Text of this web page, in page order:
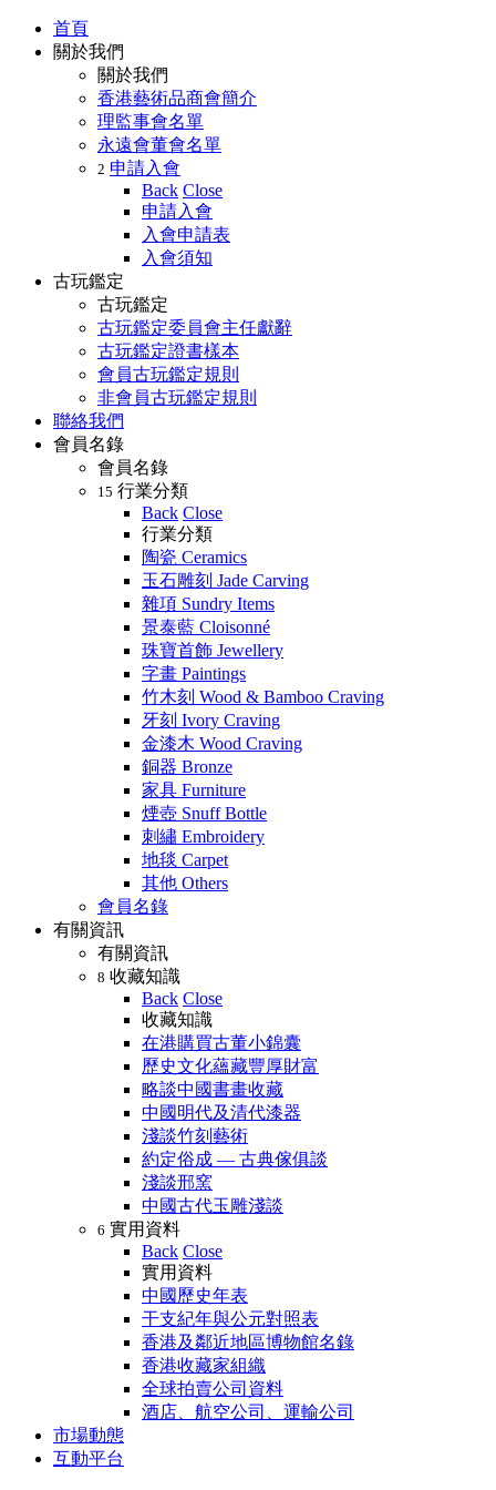
首頁
關於我們
關於我們
香港藝術品商會簡介
理監事會名單
永遠會董會名單
2 申請入會
Back Close
申請入會
入會申請表
入會須知
古玩鑑定
古玩鑑定
古玩鑑定委員會主任獻辭
古玩鑑定證書樣本
會員古玩鑑定規則
非會員古玩鑑定規則
聯絡我們
會員名錄
會員名錄
15 行業分類
Back Close
行業分類
陶瓷 Ceramics
玉石雕刻 Jade Carving
雜項 Sundry Items
景泰藍 Cloisonné
珠寶首飾 Jewellery
字畫 Paintings
竹木刻 Wood & Bamboo Craving
牙刻 Ivory Craving
金漆木 Wood Craving
銅器 Bronze
家具 Furniture
煙壺 Snuff Bottle
刺繡 Embroidery
地毯 Carpet
其他 Others
會員名錄
有關資訊
有關資訊
8 收藏知識
Back Close
收藏知識
在港購買古董小錦囊
歷史文化蘊藏豐厚財富
略談中國書畫收藏
中國明代及清代漆器
淺談竹刻藝術
約定俗成 — 古典傢俱談
淺談邢窯
中國古代玉雕淺談
6 實用資料
Back Close
實用資料
中國歷史年表
干支紀年與公元對照表
香港及鄰近地區博物館名錄
香港收藏家組織
全球拍賣公司資料
酒店、航空公司、運輸公司
市場動態
互動平台